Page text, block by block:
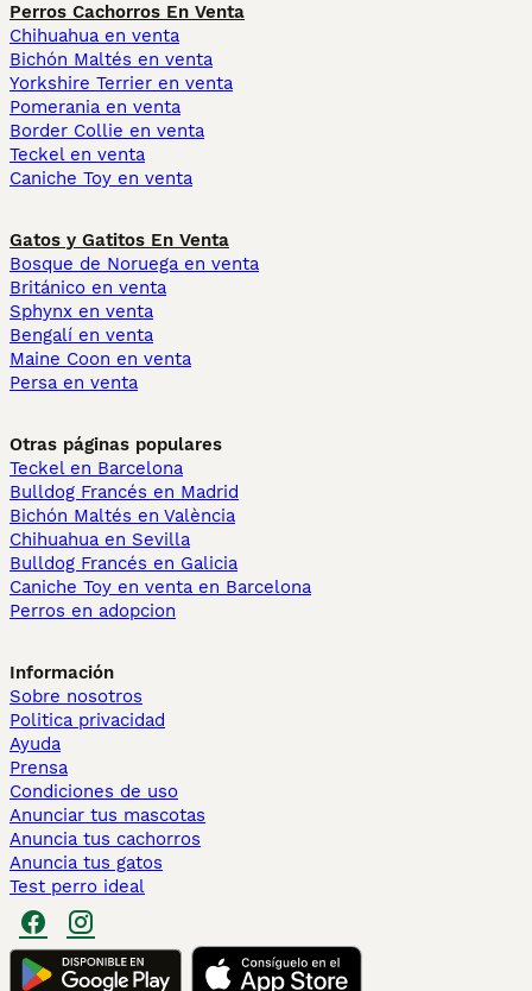
Perros Cachorros En Venta
Chihuahua en venta
Bichón Maltés en venta
Yorkshire Terrier en venta
Pomerania en venta
Border Collie en venta
Teckel en venta
Caniche Toy en venta
Gatos y Gatitos En Venta
Bosque de Noruega en venta
Británico en venta
Sphynx en venta
Bengalí en venta
Maine Coon en venta
Persa en venta
Otras páginas populares
Teckel en Barcelona
Bulldog Francés en Madrid
Bichón Maltés en València
Chihuahua en Sevilla
Bulldog Francés en Galicia
Caniche Toy en venta en Barcelona
Perros en adopcion
Información
Sobre nosotros
Politica privacidad
Ayuda
Prensa
Condiciones de uso
Anunciar tus mascotas
Anuncia tus cachorros
Anuncia tus gatos
Test perro ideal